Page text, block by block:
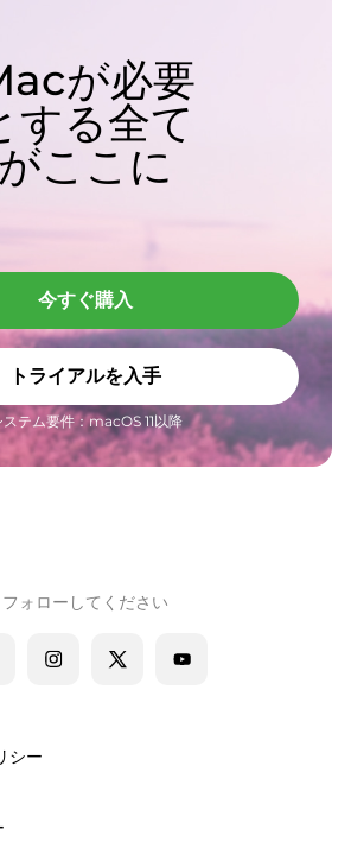
が必要
する全て
がここに
今すぐ購入
トライアルを入手
ステム要件：macOS 11以降
シー
フォローしてください